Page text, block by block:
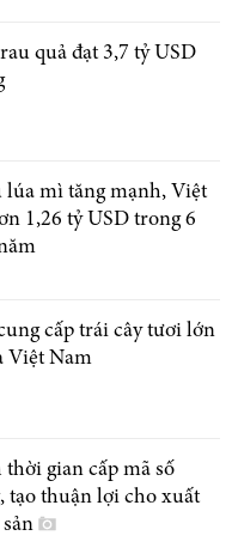
quả đạt 3,7 tỷ USD
lúa mì tăng mạnh, Việt
1,26 tỷ USD trong 6
cấp trái cây tươi lớn
Việt Nam
gian cấp mã số
tạo thuận lợi cho xuất